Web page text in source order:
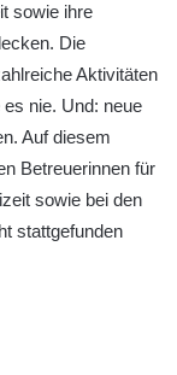
sowie ihre
Die
Aktivitäten
nie. Und: neue
Auf diesem
Betreuerinnen für
sowie bei den
stattgefunden